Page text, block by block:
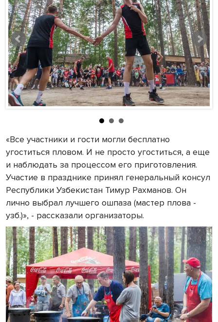
«Все участники и гости могли бесплатно
угоститься пловом. И не просто угоститься, а еще
и наблюдать за процессом его приготовления.
Участие в празднике принял генеральный консул
Республики Узбекистан Тимур Рахманов. Он
лично выбрал лучшего ошпаза (мастер плова -
узб.)», - рассказали организаторы.